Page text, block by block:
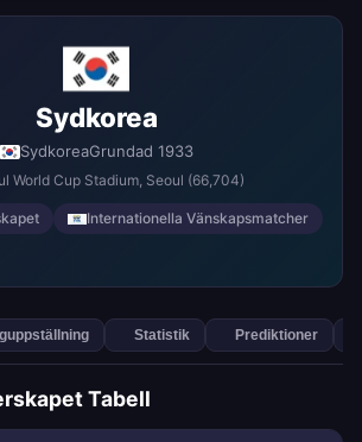
Sydkorea
SydkoreaGrundad 1933
World Cup Stadium, Seoul (66,704)
Internationella Vänskapsmatcher
Statistik Prediktioner
Tabell